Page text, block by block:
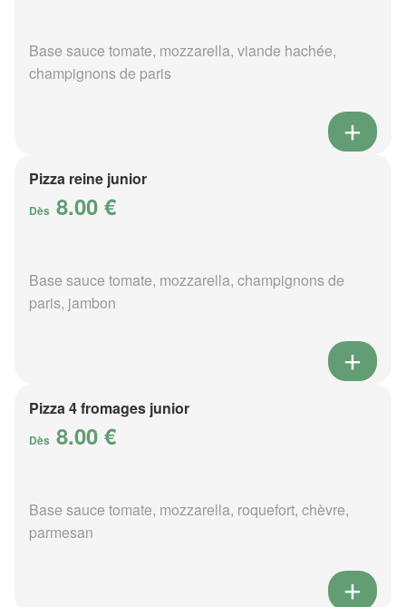
Base sauce tomate, mozzarella, viande hachée,
champignons de paris
Pizza reine junior
Dès 8.00 €
Base sauce tomate, mozzarella, champignons de
paris, jambon
Pizza 4 fromages junior
Dès 8.00 €
Base sauce tomate, mozzarella, roquefort, chèvre,
parmesan